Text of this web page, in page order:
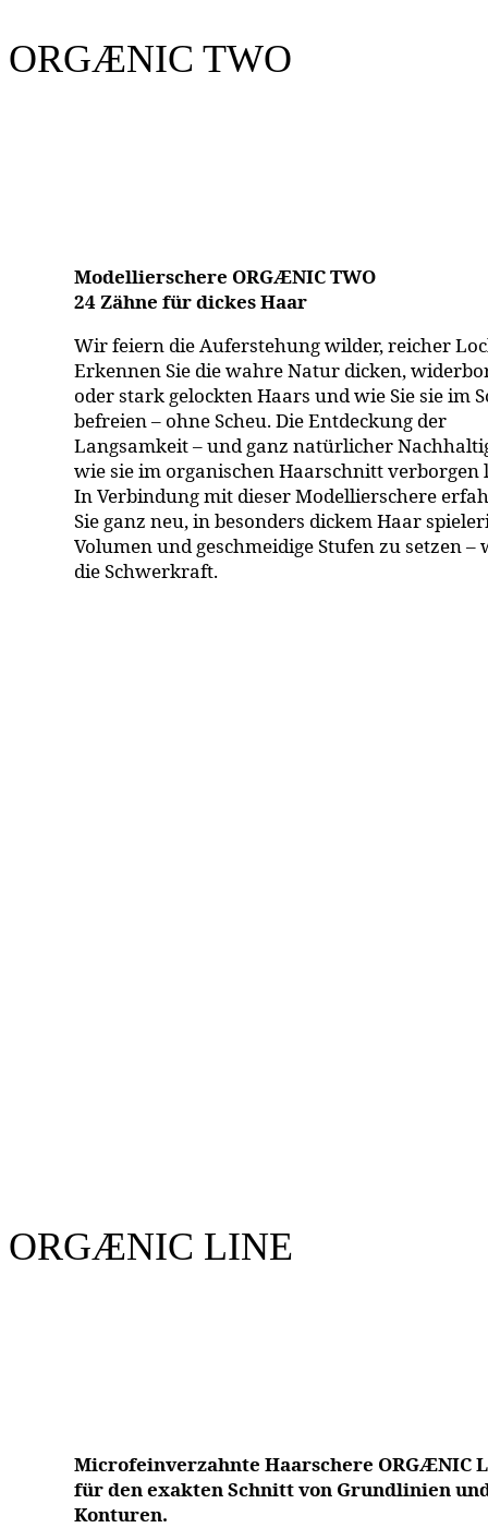
ORGÆNIC TWO
Modellierschere ORGÆNIC TWO
24 Zähne für dickes Haar
Wir feiern die Auferstehung wilder, reicher
Erkennen Sie die wahre Natur dicken,
oder stark gelockten Haars und wie Sie sie im
befreien – ohne Scheu. Die Entdeckung der
Langsamkeit – und ganz natürlicher
wie sie im organischen Haarschnitt verborgen
In Verbindung mit dieser Modellierschere
Sie ganz neu, in besonders dickem Haar
Volumen und geschmeidige Stufen zu setzen –
die Schwerkraft.
ORGÆNIC LINE
Microfeinverzahnte Haarschere ORGÆNIC
für denexakten Schnittvon Grundlinien
Konturen.